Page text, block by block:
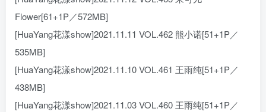
Flower[61+1P／572MB]
[HuaYang花漾show]2021.11.11 VOL.462 熊小诺[51+1P／
535MB]
[HuaYang花漾show]2021.11.10 VOL.461 王雨纯[51+1P／
438MB]
[HuaYang花漾show]2021.11.03 VOL.460 王雨纯[51+1P／